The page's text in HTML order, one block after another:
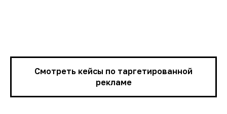
Смотреть кейсы по таргетированной
рекламе